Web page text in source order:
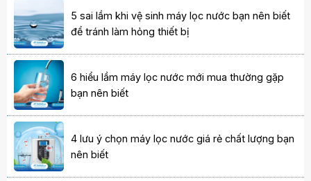
5 sai lầm khi vệ sinh máy lọc nước bạn nên biết
để tránh làm hỏng thiết bị
6 hiểu lầm máy lọc nước mới mua thường gặp
bạn nên biết
4 lưu ý chọn máy lọc nước giá rẻ chất lượng bạn
nên biết